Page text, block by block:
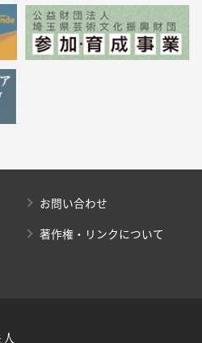
お問い合わせ
著作権・リンクについて